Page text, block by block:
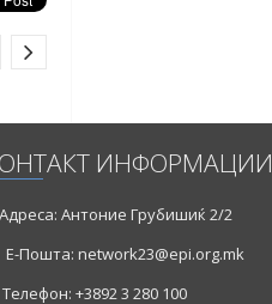
ИНФОРМАЦИИ
Антоние Грубишиќ 2/2
Е-Пошта: network23@epi.org.mk
Телефон: +3892 3 280 100